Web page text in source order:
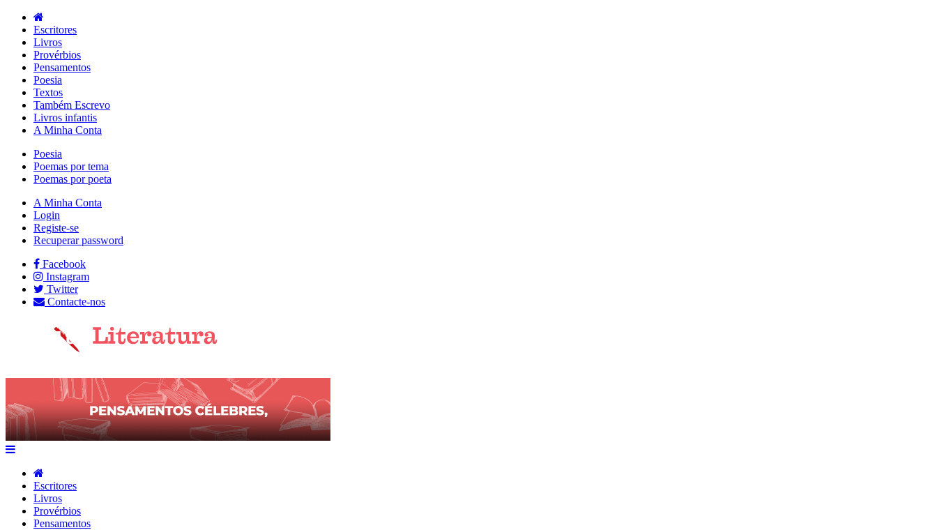
Escritores
Livros
Provérbios
Pensamentos
Poesia
Textos
Também Escrevo
Livros infantis
A Minha Conta
Poesia
Poemas por tema
Poemas por poeta
A Minha Conta
Login
Registe-se
Recuperar password
Facebook
Instagram
Twitter
Contacte-nos
Escritores
Livros
Provérbios
Pensamentos